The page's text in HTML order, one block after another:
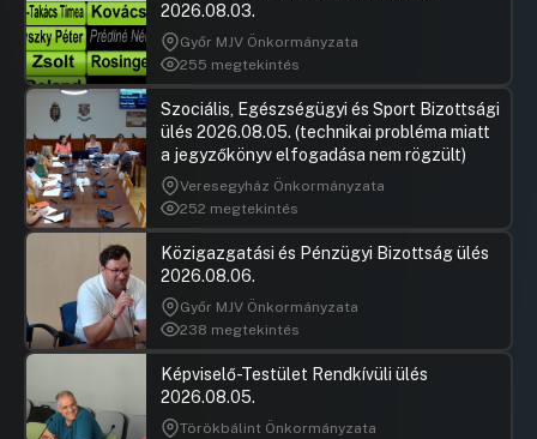
2026.08.03.
Győr MJV Önkormányzata
255 megtekintés
Szociális, Egészségügyi és Sport Bizottsági
ülés 2026.08.05. (technikai probléma miatt
a jegyzőkönyv elfogadása nem rögzült)
Veresegyház Önkormányzata
252 megtekintés
Közigazgatási és Pénzügyi Bizottság ülés
2026.08.06.
Győr MJV Önkormányzata
238 megtekintés
Képviselő-Testület Rendkívüli ülés
2026.08.05.
Törökbálint Önkormányzata